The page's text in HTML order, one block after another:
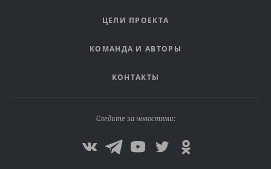
ЦЕЛИ ПРОЕКТА
КОМАНДА И АВТОРЫ
КОНТАКТЫ
Следите за новостями: